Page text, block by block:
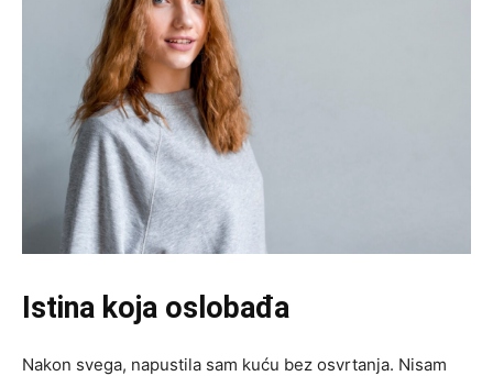
Istina koja oslobađa
Nakon svega, napustila sam kuću bez osvrtanja. Nisam